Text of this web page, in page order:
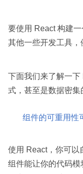
要使用 React 构建
其他一些开发工具，
下面我们来了解一
式，甚至是数据密集
组件的可重用性
使用 React，你可以
组件能让你的代码